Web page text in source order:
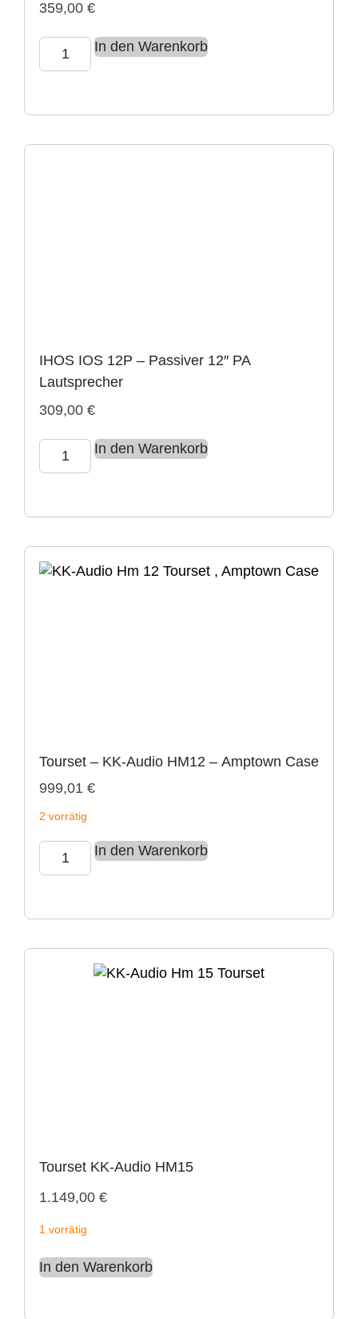
359,00 €
In den Warenkorb
IHOS IOS 12P – Passiver 12″ PA
Lautsprecher
309,00 €
In den Warenkorb
Tourset – KK-Audio HM12 – Amptown Case
999,01 €
2 vorrätig
In den Warenkorb
Tourset KK-Audio HM15
1.149,00 €
1 vorrätig
In den Warenkorb